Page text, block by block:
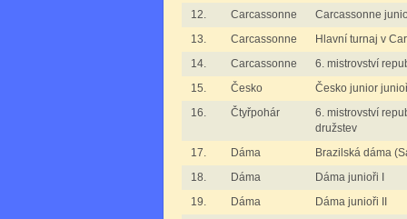
12.
Carcassonne
Carcassonne
13.
Carcassonne
Hlavní turnaj v
14.
Carcassonne
6. mistrovství
15.
Česko
Česko junior
16.
Čtyřpohár
6. mistrovství
družstev
17.
Dáma
Brazilská dáma
18.
Dáma
Dáma junioři I
19.
Dáma
Dáma junioři II